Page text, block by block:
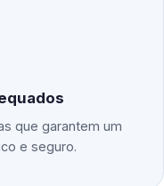
que garantem um
e seguro.